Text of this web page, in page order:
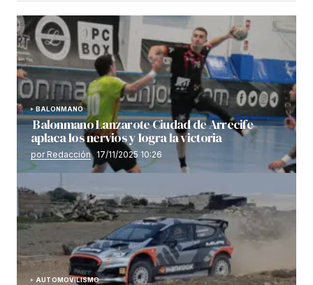
BALONMANO
Balonmano Lanzarote Ciudad de Arrecife
aplaca los nervios y logra la victoria
por Redacción 17/11/2025 10:26
AUTOMOVILISMO